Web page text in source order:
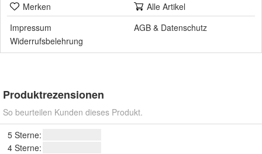
Merken
Alle Artikel
Impressum
AGB & Datenschutz
Widerrufsbelehrung
Produktrezensionen
So beurteilen Kunden dieses Produkt.
5 Sterne:
4 Sterne: